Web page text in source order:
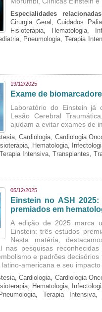
Especialidades
Cirurgia Geral, Cuidados
Fisioterapia, Hematologia,
Pneumologia, Terapia
19/12/2025
Exame de
Laboratório do Einstein já
Lesão Cerebral
ajudam a evitar exames de
Cardiologia, Cardiologia
Hematologia,
Intensiva, Transplantes,
05/12/2025
Einstein no ASH
premiados em
A edição de 2025 marca
Einstein: três estudos
Nesta matéria,
nas pesquisas
e padrões
americana e seu
Cardiologia, Cardiologia
Hematologia,
Terapia